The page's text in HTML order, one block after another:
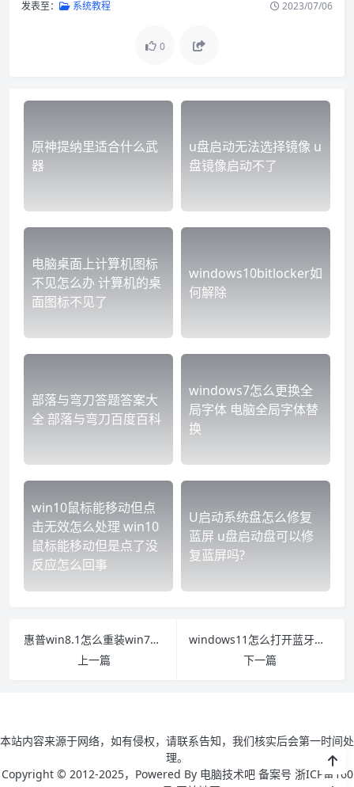
发表至： 系统教程 2023/07/06
0
原神提纳里适合什么武
器
u盘启动无法选择镜像 u
盘镜像启动不了
电脑桌面上计算机图标
不见怎么办 计算机的桌
面图标不见了
windows10bitlocker如
何解除
部落与弯刀答题答案大
全 部落与弯刀百度百科
windows7怎么更换全
局字体 电脑全局字体替
换
win10鼠标能移动但点
击无效怎么处理 win10
鼠标能移动但是点了没
反应怎么回事
U启动系统盘怎么修复
蓝屏 u盘启动盘可以修
复蓝屏吗?
惠普win8.1怎么重装win7系统教程 惠普台式电脑win8改win7
上一篇
windows11怎么打开蓝牙的按钮没了 windows11如何打开蓝牙
下一篇
本站内容来源于网络，如有侵权，请联系告知，我们核实后会第一时间处
理。
Copyright © 2012-2025，Powered By 电脑技术吧 备案号 浙ICP备160